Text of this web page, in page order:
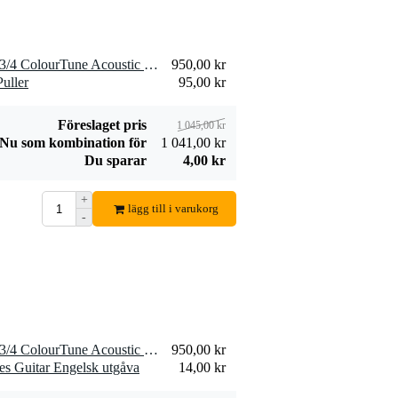
Lägg till beställning
Fazley C1B capo
western och
akustisk gitarr,
68,00 kr
Lägg till beställning
1 x Fazley W55-COL-BR-3/4 ColourTune Acoustic Guitar (Brown)
950,00 kr
95,00 kr
Föreslaget pris 1 045,00 kr
Nu som kombination för
1 041,00 kr
Du sparar
4,00 kr
+
-
lägg till i varukorg
1 x Fazley W55-COL-BR-3/4 ColourTune Acoustic Guitar (Brown)
950,00 kr
Guitar Engelsk utgåva
14,00 kr